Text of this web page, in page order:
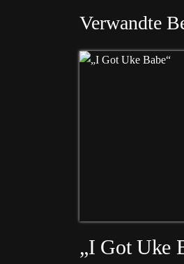
Verwandte
„I Got Uke